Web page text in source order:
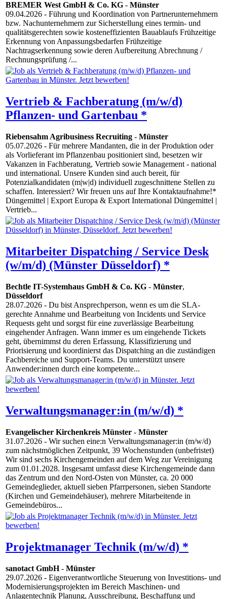
BREMER West GmbH & Co. KG - Münster
09.04.2026 - Führung und Koordination von Partnerunternehmern
bzw. Nachunternehmern zur Sicherstellung eines termin- und
qualitätsgerechten sowie kosteneffizienten Bauablaufs Frühzeitige
Erkennung von Anpassungsbedarfen Frühzeitige
Nachtragserkennung sowie deren Aufbereitung Abrechnung /
Rechnungsprüfung /...
Vertrieb & Fachberatung (m/w/d)
Pflanzen- und Gartenbau *
Riebensahm Agribusiness Recruiting - Münster
05.07.2026 - Für mehrere Mandanten, die in der Produktion oder
als Vorlieferant im Pflanzenbau positioniert sind, besetzen wir
Vakanzen in Fachberatung, Vertrieb sowie Management - national
und international. Unsere Kunden sind auch bereit, für
Potenzialkandidaten (m|w|d) individuell zugeschnittene Stellen zu
schaffen. Interessiert? Wir freuen uns auf Ihre Kontaktaufnahme!*
Düngemittel | Export Europa & Export International Düngemittel |
Vertrieb...
Mitarbeiter Dispatching / Service Desk
(w/m/d) (Münster Düsseldorf) *
Bechtle IT-Systemhaus GmbH & Co. KG - Münster,
Düsseldorf
28.07.2026 - Du bist Ansprechperson, wenn es um die SLA-
gerechte Annahme und Bearbeitung von Incidents und Service
Requests geht und sorgst für eine zuverlässige Bearbeitung
eingehender Anfragen. Wann immer es um eingehende Tickets
geht, übernimmst du deren Erfassung, Klassifizierung und
Priorisierung und koordinierst das Dispatching an die zuständigen
Fachbereiche und Support-Teams. Du unterstützt unsere
Anwender:innen durch eine kompetente...
Verwaltungsmanager:in (m/w/d) *
Evangelischer Kirchenkreis Münster - Münster
31.07.2026 - Wir suchen eine:n Verwaltungsmanager:in (m/w/d)
zum nächstmöglichen Zeitpunkt, 39 Wochenstunden (unbefristet)
Wir sind sechs Kirchengemeinden auf dem Weg zur Vereinigung
zum 01.01.2028. Insgesamt umfasst diese Kirchengemeinde dann
das Zentrum und den Nord-Osten von Münster, ca. 20 000
Gemeindeglieder, aktuell sieben Pfarrpersonen, sieben Standorte
(Kirchen und Gemeindehäuser), mehrere Mitarbeitende in
Gemeindebüros...
Projektmanager Technik (m/w/d) *
sanotact GmbH- Münster
29.07.2026 - Eigenverantwortliche Steuerung von Investitions- und
Modernisierungsprojekten im Bereich Maschinen- und
Anlagentechnik Planung, Ausschreibung, Beschaffung und